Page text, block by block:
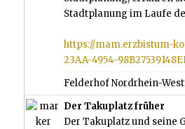
Stadtplanung im Laufe
https://mam.erzbistum-
23AA-4954-
Felderhof Nordrhein-
Der Takuplatz früher
Der Takuplatz und seine